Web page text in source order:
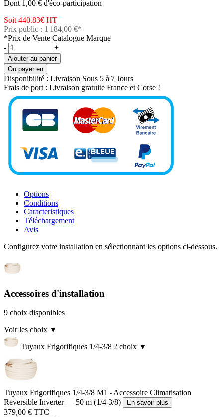
Dont 1,00 € d'éco-participation
Soit 440.83€ HT
Prix public : 1 184,00 €*
*Prix de Vente Catalogue Marque
-
+
Ajouter au panier
Ou payer en
Disponibilité : Livraison Sous 5 à 7 Jours
Frais de port : Livraison gratuite France et Corse !
Options
Conditions
Caractéristiques
Téléchargement
Avis
Configurez votre installation en sélectionnant les options ci-dessous.
Accessoires d'installation
9 choix disponibles
Voir les choix ▼
Tuyaux Frigorifiques 1/4-3/8 2 choix ▼
Tuyaux Frigorifiques 1/4-3/8 M1 - Accessoire Climatisation
Reversible Inverter — 50 m (1/4-3/8)
En savoir plus
379,00 € TTC